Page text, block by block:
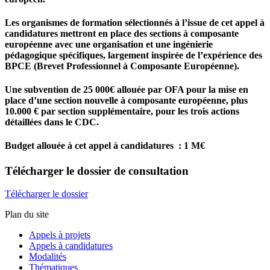
Les organismes de formation sélectionnés à l’issue de cet appel à
candidatures mettront en place des sections à composante
européenne avec une organisation et une ingénierie
pédagogique spécifiques, largement inspirée de l’expérience des
BPCE (Brevet Professionnel à Composante Européenne).
Une subvention de 25 000€ allouée par OFA pour la mise en
place d’une section nouvelle à composante européenne, plus
10.000 € par section supplémentaire, pour les trois actions
détaillées dans le CDC.
Budget allouée à cet appel à candidatures : 1 M€
Télécharger le dossier de consultation
Télécharger le dossier
Plan du site
Appels à projets
Appels à candidatures
Modalités
Thématiques